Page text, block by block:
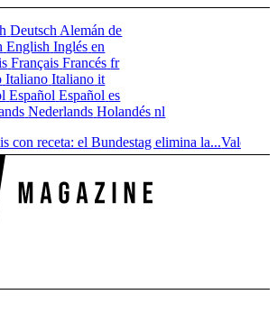
Deutsch Alemán de
English Inglés en
Français Francés fr
Italiano Italiano it
Español Español es
Nederlands Holandés nl
el Bundestag elimina la...Valor del suelo